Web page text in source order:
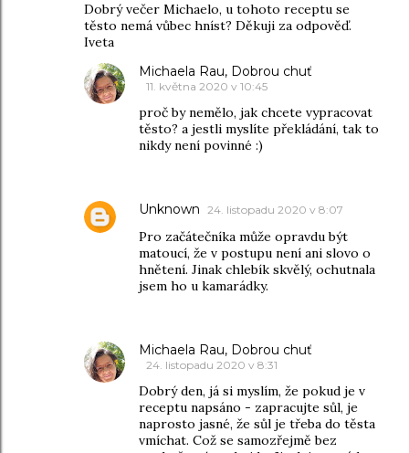
Dobrý večer Michaelo, u tohoto receptu se
těsto nemá vůbec hníst? Děkuji za odpověď.
Iveta
Michaela Rau, Dobrou chuť
11. května 2020 v 10:45
proč by nemělo, jak chcete vypracovat
těsto? a jestli myslíte překládání, tak to
nikdy není povinné :)
Unknown 24. listopadu 2020 v 8:07
Pro začátečníka může opravdu být
matoucí, že v postupu není ani slovo o
hnětení. Jinak chlebík skvělý, ochutnala
jsem ho u kamarádky.
Michaela Rau, Dobrou chuť
24. listopadu 2020 v 8:31
Dobrý den, já si myslím, že pokud je v
receptu napsáno - zapracujte sůl, je
naprosto jasné, že sůl je třeba do těsta
vmíchat. Což se samozřejmě bez